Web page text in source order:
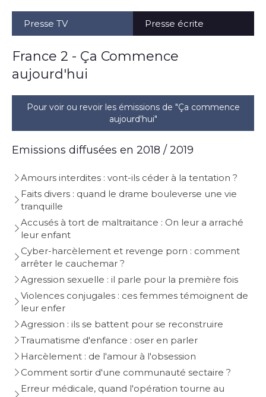
Presse TV Presse écrite
France 2 - Ça Commence
aujourd'hui
Pour voir ou revoir les émissions de "Ça commence
aujourd'hui"
Emissions diffusées en 2018 / 2019
Amours interdites : vont-ils céder à la tentation ?
Faits divers : quand le drame bouleverse une vie
tranquille
Accusés à tort de maltraitance : On leur a arraché
leur enfant
Cyber-harcèlement et revenge porn : comment
arrêter le cauchemar ?
Agression sexuelle : il parle pour la première fois
Violences conjugales : ces femmes témoignent de
leur enfer
Agression : ils se battent pour se reconstruire
Traumatisme d'enfance : oser en parler
Harcèlement : de l'amour à l'obsession
Comment sortir d'une communauté sectaire ?
Erreur médicale, quand l'opération tourne au